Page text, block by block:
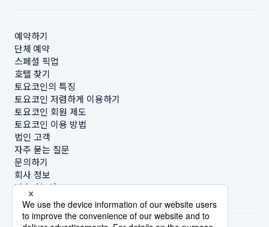
예약하기
단체 예약
스페셜 픽업
호텔 찾기
토요코인의 특징
토요코인 저렴하게 이용하기
토요코인 회원 제도
토요코인 이용 방법
법인 고객
자주 묻는 질문
문의하기
회사 정보
지속가능성